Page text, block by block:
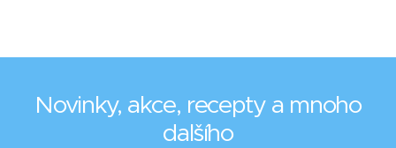
Novinky, akce, recepty a mnoho
dalšího